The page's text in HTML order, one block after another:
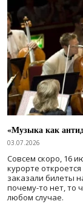
«Музыка как
03.07.2026
Совсем скоро, 16
курорте
заказали билеты
почему-то нет, то
любом случае.